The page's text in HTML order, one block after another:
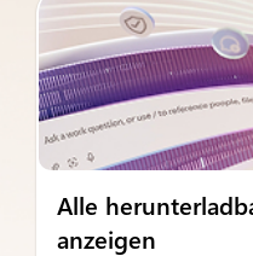
Alle
anzeigen